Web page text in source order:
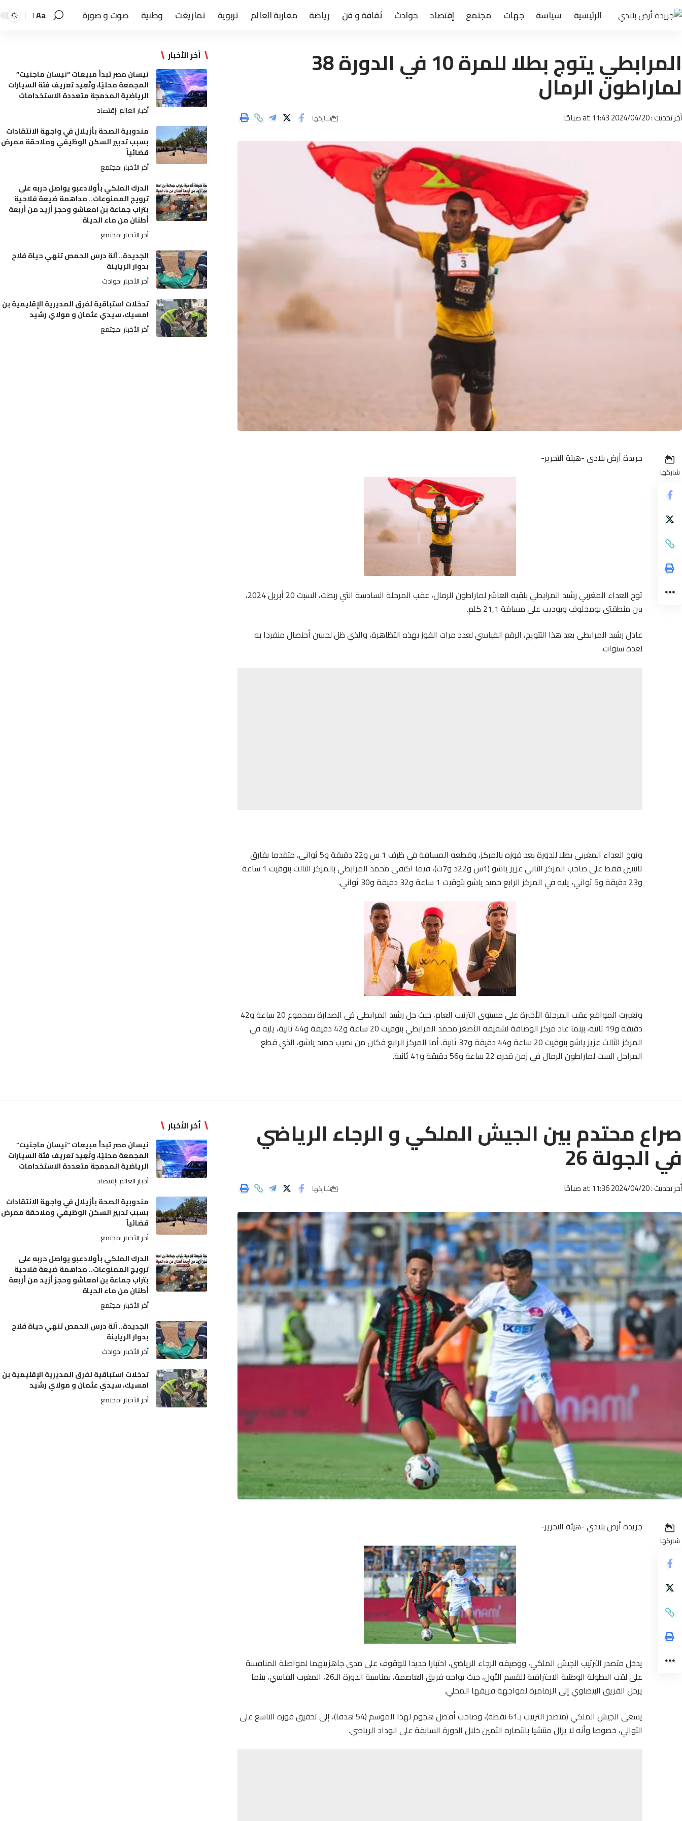
الرئيسية سياسة جهات مجتمع إقتصاد حوادث ثقافة و فن رياضة مغاربة العالم تربوية تمازيغت وطنية صوت و صورة Aa
المرابطي يتوج بطلا للمرة 10 في الدورة 38
لماراطون الرمال
أخر تحديث : 2024/04/20 at 11:43 صباحًا شاركها
شاركها
جريدة أرض بلادي -هيئة التحرير-
توج العداء المغربي رشيد المرابطي بلقبه العاشر لماراطون الرمال، عقب المرحلة السادسة التي ربطت، السبت 20 أبريل 2024،
بين منطقتي بومخلوف وبوديب على مسافة 21,1 كلم.
عادل رشيد المرابطي بعد هذا التتويج، الرقم القياسي لعدد مرات الفوز بهذه التظاهرة، والذي ظل لحسن أحنصال منفردا به
لعدة سنوات.
وتوج العداء المغربي بطلا للدورة بعد فوزه بالمركز، وقطعه المسافة في ظرف 1 س و22 دقيقة و5 ثواني، متقدما بفارق
ثانيتين فقط على صاحب المركز الثاني عزيز ياشو (1س و22د و7ث)، فيما اكتفى محمد المرابطي بالمركز الثالث بتوقيت 1 ساعة
و23 دقيقة و5 ثواني، يليه في المركز الرابع حميد ياشو بتوقيت 1 ساعة و32 دقيقة و30 ثواني.
وتغيرت المواقع عقب المرحلة الأخيرة على مستوى الترتيب العام، حيث حل رشيد المرابطي في الصدارة بمجموع 20 ساعة و42
دقيقة و19 ثانية، بينما عاد مركز الوصافة لشقيقه الأصغر محمد المرابطي بتوقيت 20 ساعة و42 دقيقة و44 ثانية، يليه في
المركز الثالث عزيز ياشو بتوقيت 20 ساعة و44 دقيقة و37 ثانية. أما المركز الرابع فكان من نصيب حميد ياشو، الذي قطع
المراحل الست لماراطون الرمال في زمن قدره 22 ساعة و56 دقيقة و41 ثانية.
أخر الأخبار
نيسان مصر تبدأ مبيعات “نيسان ماجنيت”
المجمعة محليًا، وتُعِيد تعريف فئة السيارات
الرياضية المدمجة متعددة الاستخدامات
أخبار العالم إقتصاد
مندوبية الصحة بأزيلال في واجهة الانتقادات
بسبب تدبير السكن الوظيفي وملاحقة ممرض
قضائياً
أخر الأخبار مجتمع
الدرك الملكي بأولادعبو يواصل حربه على
ترويج الممنوعات.. مداهمة ضيعة فلاحية
بتراب جماعة بن امعاشو وحجز أزيد من أربعة
أطنان من ماء الحياة
أخر الأخبار مجتمع
الجديدة.. آلة درس الحمص تنهي حياة فلاح
بدوار الرياينة
أخر الأخبار حوادث
تدخلات استباقية لفرق المديرية الإقليمية بن
امسيك، سيدي عثمان و مولاي رشيد
أخر الأخبار مجتمع
صراع محتدم بين الجيش الملكي و الرجاء الرياضي
في الجولة 26
أخر تحديث : 2024/04/20 at 11:36 صباحًا شاركها
شاركها
جريدة أرض بلادي -هيئة التحرير-
يدخل متصدر الترتيب الجيش الملكي، ووصيفه الرجاء الرياضي، اختبارا جديدا للوقوف على مدى جاهزيتهما لمواصلة المنافسة
على لقب البطولة الوطنية الاحترافية للقسم الأول، حيث يواجه فريق العاصمة، بمناسبة الدورة الـ26، المغرب الفاسي، بينما
يرحل الفريق البيضاوي إلى الزمامرة لمواجهة فريقها المحلي.
يسعى الجيش الملكي (متصدر الترتيب بـ61 نقطة)، وصاحب أفضل هجوم لهذا الموسم (54 هدفا)، إلى تحقيق فوزه التاسع على
التوالي، خصوصا وأنه لا يزال منتشيا بانتصاره الثمين خلال الدورة السابقة على الوداد الرياضي.
أخر الأخبار
نيسان مصر تبدأ مبيعات “نيسان ماجنيت”
المجمعة محليًا، وتُعِيد تعريف فئة السيارات
الرياضية المدمجة متعددة الاستخدامات
أخبار العالم إقتصاد
مندوبية الصحة بأزيلال في واجهة الانتقادات
بسبب تدبير السكن الوظيفي وملاحقة ممرض
قضائياً
أخر الأخبار مجتمع
الدرك الملكي بأولادعبو يواصل حربه على
ترويج الممنوعات.. مداهمة ضيعة فلاحية
بتراب جماعة بن امعاشو وحجز أزيد من أربعة
أطنان من ماء الحياة
أخر الأخبار مجتمع
الجديدة.. آلة درس الحمص تنهي حياة فلاح
بدوار الرياينة
أخر الأخبار حوادث
تدخلات استباقية لفرق المديرية الإقليمية بن
امسيك، سيدي عثمان و مولاي رشيد
أخر الأخبار مجتمع